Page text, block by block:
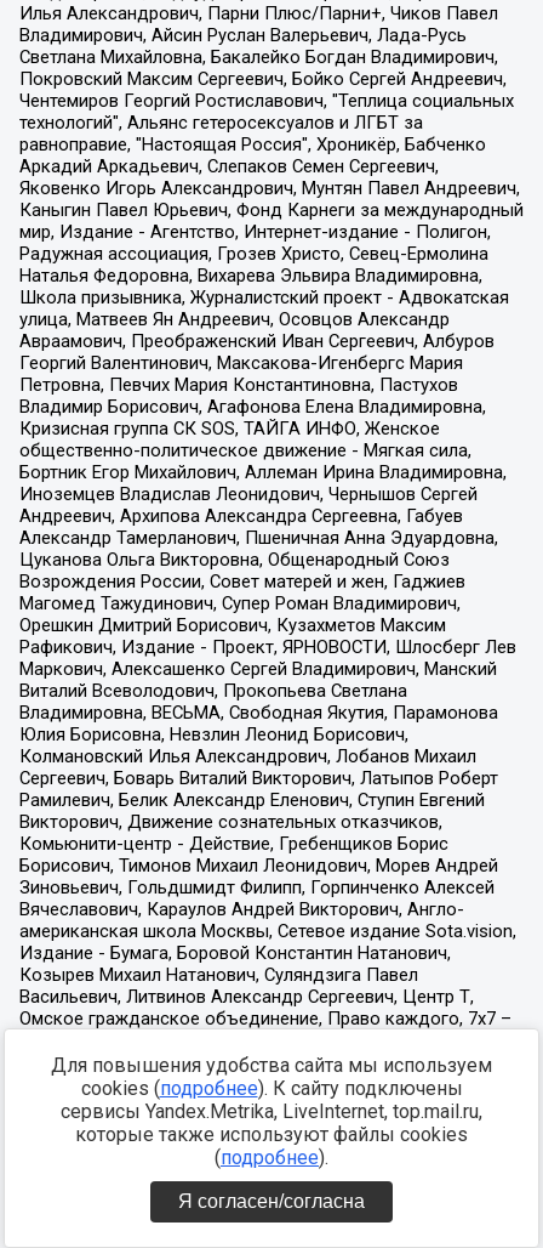
Для повышения удобства сайта мы используем
cookies (подробнее). К сайту подключены
сервисы Yandex.Metrika, LiveInternet, top.mail.ru,
которые также используют файлы cookies
(подробнее).
Я согласен/согласна